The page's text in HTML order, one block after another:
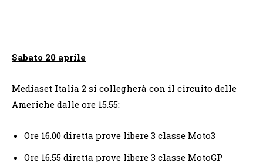
Sabato 20 aprile
Mediaset Italia 2 si collegherà con il circuito delle
Americhe dalle ore 15.55:
Ore 16.00 diretta prove libere 3 classe Moto3
Ore 16.55 diretta prove libere 3 classe MotoGP